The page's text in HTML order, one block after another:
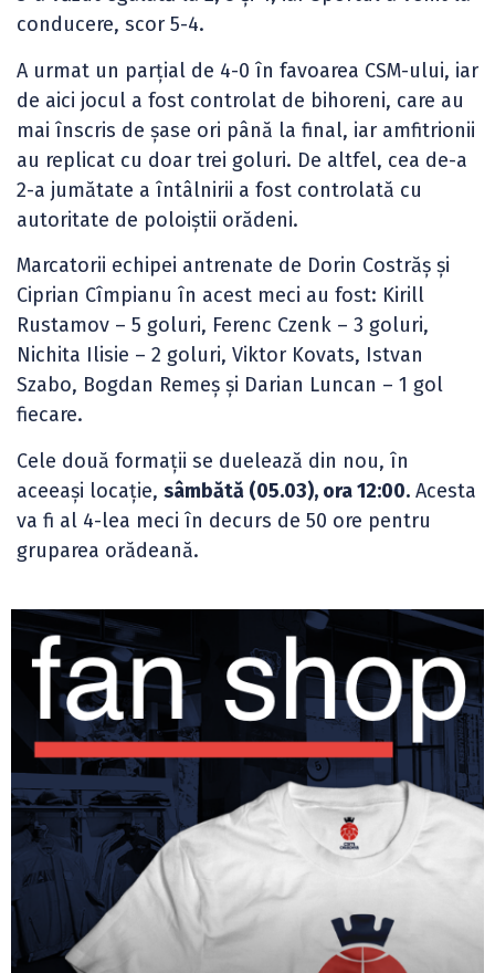
conducere, scor 5-4.
A urmat un parțial de 4-0 în favoarea CSM-ului, iar
de aici jocul a fost controlat de bihoreni, care au
mai înscris de șase ori până la final, iar amfitrionii
au replicat cu doar trei goluri. De altfel, cea de-a
2-a jumătate a întâlnirii a fost controlată cu
autoritate de poloiștii orădeni.
Marcatorii echipei antrenate de Dorin Costrăș și
Ciprian Cîmpianu în acest meci au fost: Kirill
Rustamov – 5 goluri, Ferenc Czenk – 3 goluri,
Nichita Ilisie – 2 goluri, Viktor Kovats, Istvan
Szabo, Bogdan Remeș și Darian Luncan – 1 gol
fiecare.
Cele două formații se duelează din nou, în
aceeași locație, sâmbătă (05.03), ora 12:00. Acesta
va fi al 4-lea meci în decurs de 50 ore pentru
gruparea orădeană.